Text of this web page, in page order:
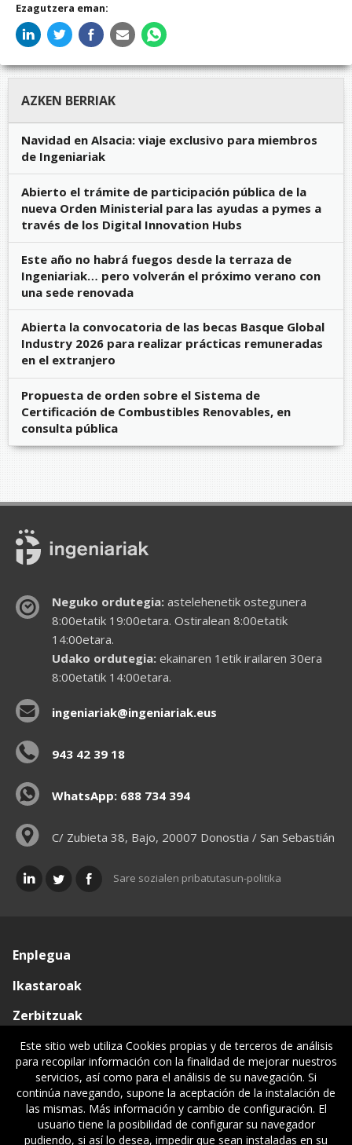
Ezagutzera eman:
AZKEN BERRIAK
Navidad en Alsacia: viaje exclusivo para miembros
de Ingeniariak
Abierto el trámite de participación pública de la
nueva Orden Ministerial para las ayudas a pymes a
través de los Digital Innovation Hubs
Este año no habrá fuegos desde la terraza de
Ingeniariak… pero volverán el próximo verano con
una sede renovada
Abierta la convocatoria de las becas Basque Global
Industry 2026 para realizar prácticas remuneradas
en el extranjero
Propuesta de orden sobre el Sistema de
Certificación de Combustibles Renovables, en
consulta pública
Neguko ordutegia:astelehenetik ostegunera
8:00etatik 19:00etara. Ostiralean 8:00etatik
14:00etara.
Udako ordutegia:ekainaren 1etik irailaren 30era
8:00etatik 14:00etara.
ingeniariak@ingeniariak.eus
943 42 39 18
WhatsApp: 688 734 394
C/ Zubieta 38, Bajo, 20007 Donostia / San Sebastián
Sare sozialen pribatutasun-politika
Enplegua
Ikastaroak
Zerbitzuak
Elkargoa
Oniritziak
Lehiatila Bakarra
Lege informazioa
Este sitio web utiliza Cookies propias y de terceros de análisis
para recopilar información con la finalidad de mejorar nuestros
servicios, así como para el análisis de su navegación. Si
continúa navegando, supone la aceptación de la instalación de
las mismas. Más información y cambio de configuración. El
usuario tiene la posibilidad de configurar su navegador
pudiendo, si así lo desea, impedir que sean instaladas en su